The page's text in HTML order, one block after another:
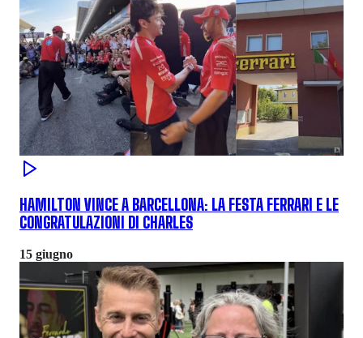
HAMILTON VINCE A BARCELLONA: LA FESTA FERRARI E LE
CONGRATULAZIONI DI CHARLES
15 giugno